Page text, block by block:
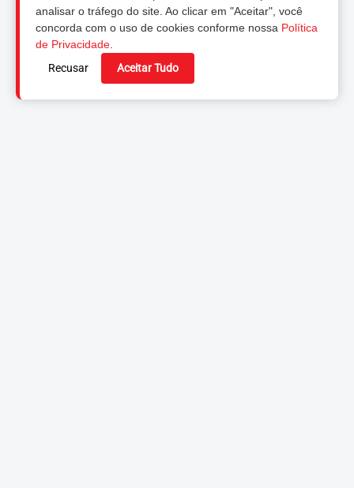
analisar o tráfego do site. Ao clicar em "Aceitar", você
concorda com o uso de cookies conforme nossa Política
de Privacidade
Recusar
Aceitar Tudo